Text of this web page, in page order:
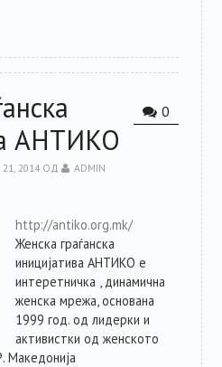
0
АНТИКО
2014ОД ADMIN
http://antiko.org.mk/
Женска граѓанска
иницијатива АНТИКО е
интеретничка , динамична
женска мрежа, основана
1999 год. од лидерки и
активистки од женското
Македонија